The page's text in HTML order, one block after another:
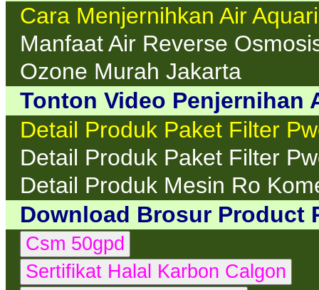
Cara Menjernihkan Air
Manfaat Air Reverse
Ozone Murah Jakarta
Tonton Video Penjernihan
Detail Produk Paket Filter
Detail Produk Paket Filter
Detail Produk Mesin Ro
Download Brosur Product